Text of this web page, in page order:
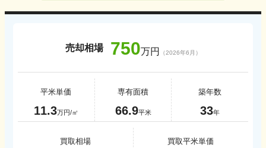
売却相場 750万円 （2026年6月 ）
平米単価
11.3万円/㎡
専有面積
66.9平米
築年数
33年
買取相場 買取平米単価